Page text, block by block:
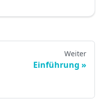
Weiter
Einführung